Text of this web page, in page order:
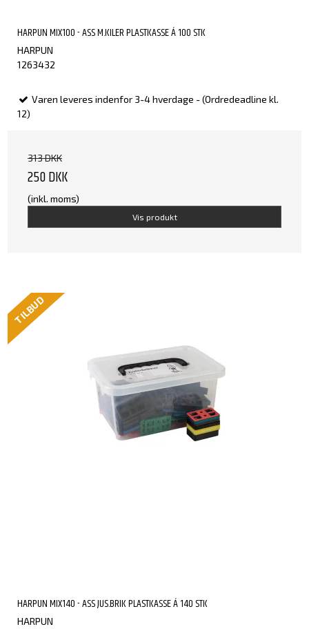
HARPUN MIX100 - ASS M.KILER PLASTKASSE Á 100 STK
HARPUN
1263432
Varen leveres indenfor 3-4 hverdage - (Ordredeadline kl.
12)
313 DKK
250 DKK
(inkl. moms)
Vis produkt
TILBUD
HARPUN MIX140 - ASS JUS.BRIK PLASTKASSE Á 140 STK
HARPUN